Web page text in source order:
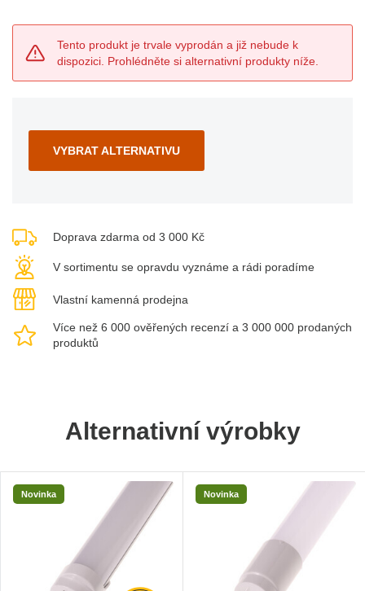
Tento produkt je trvale vyprodán a již nebude k
dispozici. Prohlédněte si alternativní produkty níže.
VYBRAT ALTERNATIVU
Doprava zdarma od 3 000 Kč
V sortimentu se opravdu vyznáme a rádi poradíme
Vlastní kamenná prodejna
Více než 6 000 ověřených recenzí a 3 000 000 prodaných
produktů
Alternativní výrobky
Novinka Novinka